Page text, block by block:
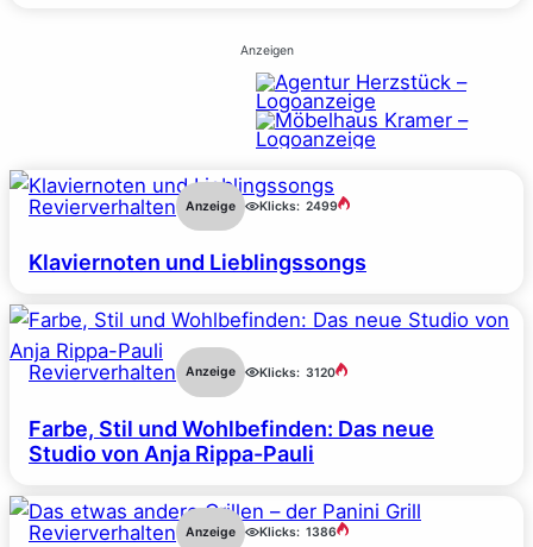
Anzeigen
Revierverhalten Anzeige Klicks: 2499
Klaviernoten und Lieblingssongs
Revierverhalten Anzeige Klicks: 3120
Farbe, Stil und Wohlbefinden: Das neue
Studio von Anja Rippa-Pauli
Revierverhalten Anzeige Klicks: 1386